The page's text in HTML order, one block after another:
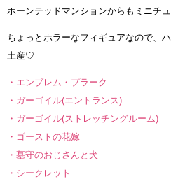
ホーンテッドマンションからもミニチ
ちょっとホラーなフィギュアなので、
土産♡
・エンブレム・プラーク
・ガーゴイル(エントランス)
・ガーゴイル(ストレッチングルーム)
・ゴーストの花嫁
・墓守のおじさんと犬
・シークレット